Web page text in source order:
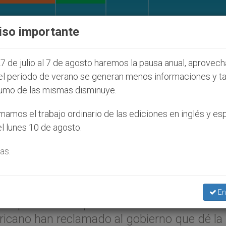
que afecta a cristianos (y no sólo) en Tierra
gobierno: La lucha
).- Constatando que el 80% de la
productivos para satisfacer sus
han reclamado al gobierno que dé la
importante
de julio al 7 de agosto haremos la pausa anual,
periodo de verano se generan menos informaciones y
de las mismas disminuye.
el trabajo ordinario de las ediciones en inglés y
lunes 10 de agosto.